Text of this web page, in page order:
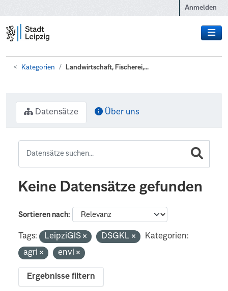
Anmelden
Kategorien Landwirtschaft, Fischerei,...
Datensätze Über uns
Keine Datensätze gefunden
Sortieren nach
Tags: LeipziGIS DSGKL
Kategorien:
agri
envi
Ergebnisse filtern